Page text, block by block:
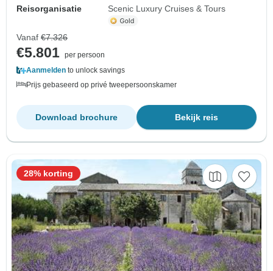
Reisorganisatie
Scenic Luxury Cruises & Tours
Vanaf €7.326
€5.801 per persoon
Aanmelden to unlock savings
Prijs gebaseerd op privé tweepersoonskamer
Bekijk reis
Download brochure
28% korting